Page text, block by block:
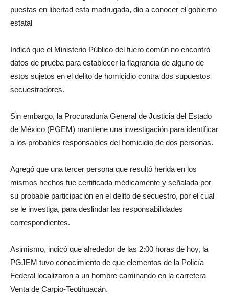
puestas en libertad esta madrugada, dio a conocer el gobierno
estatal
Indicó que el Ministerio Público del fuero común no encontró
datos de prueba para establecer la flagrancia de alguno de
estos sujetos en el delito de homicidio contra dos supuestos
secuestradores.
Sin embargo, la Procuraduría General de Justicia del Estado
de México (PGEM) mantiene una investigación para identificar
a los probables responsables del homicidio de dos personas.
Agregó que una tercer persona que resultó herida en los
mismos hechos fue certificada médicamente y señalada por
su probable participación en el delito de secuestro, por el cual
se le investiga, para deslindar las responsabilidades
correspondientes.
Asimismo, indicó que alrededor de las 2:00 horas de hoy, la
PGJEM tuvo conocimiento de que elementos de la Policía
Federal localizaron a un hombre caminando en la carretera
Venta de Carpio-Teotihuacán.